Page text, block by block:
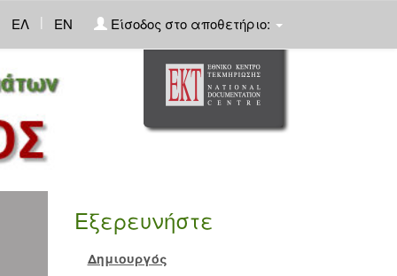
ΕΛ | EN Είσοδος στο αποθετήριο:
Εξερευνήστε
Δημιουργός